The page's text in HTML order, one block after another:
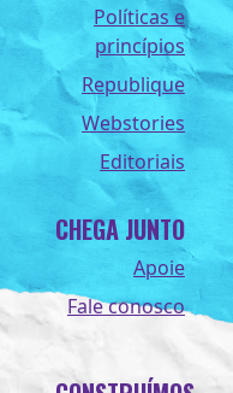
Políticas e
princípios
Republique
Webstories
Editoriais
CHEGA JUNTO
Apoie
Fale conosco